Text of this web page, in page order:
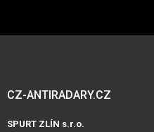
CZ-ANTIRADARY.CZ
SPURT ZLÍN s.r.o.